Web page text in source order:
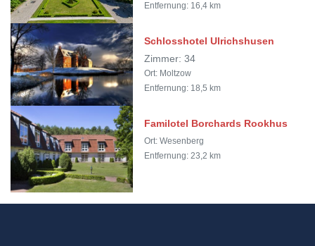
Entfernung: 16,4 km
Schlosshotel Ulrichshusen
Zimmer: 34
Ort: Moltzow
Entfernung: 18,5 km
Familotel Borchards Rookhus
Ort: Wesenberg
Entfernung: 23,2 km